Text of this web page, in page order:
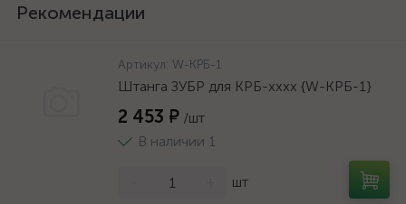
Рекомендации
Артикул: W-КРБ-1
Штанга ЗУБР для КРБ-хххх {W-КРБ-1}
2 453 ₽ /шт
В наличии 1
шт